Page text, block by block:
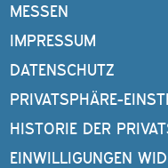
MESSEN
IMPRESSUM
DATENSCHUTZ
PRIVATSPHÄRE-
HISTORIE DER
EINWILLIGUNGEN